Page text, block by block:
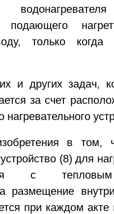
подающего
только когда
и других задач,
за счет
нагревательного
в том,
(8) для
с
размещение
при каждом